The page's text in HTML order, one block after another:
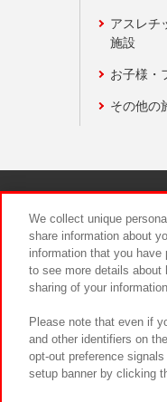
アスレチ
施設
お子様・
その他の
We collect unique
share information about
information that you
to see more details about
sharing of your
Please note that even if
and other identifiers on
opt-out preference
setup banner by clicking